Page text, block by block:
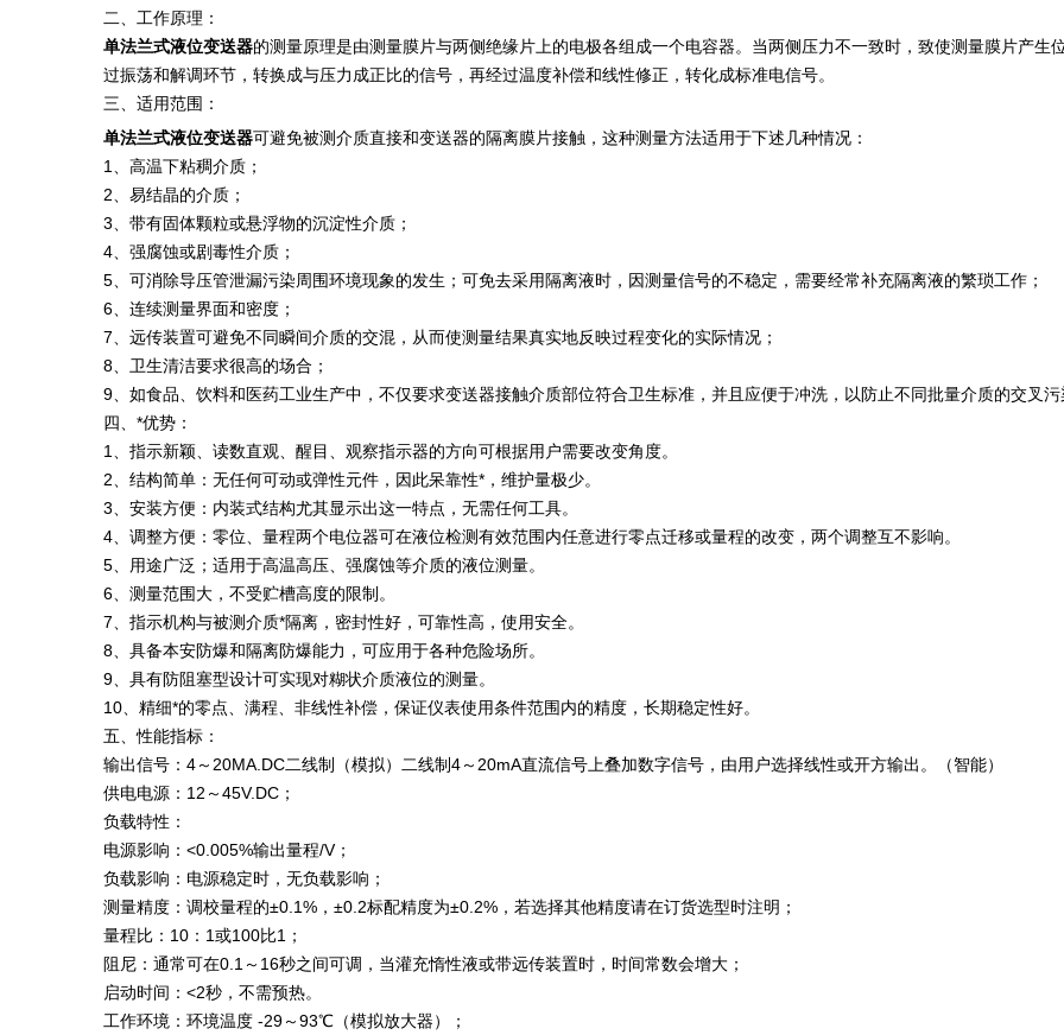
二、工作原理：
单法兰式液位变送器的测量原理是由测量膜片与两侧绝缘片上的电极各组成一个电容器。当两侧压力不一致时，致使测量膜片产
过振荡和解调环节，转换成与压力成正比的信号，再经过温度补偿和线性修正，转化成标准电信号。
三、适用范围：
单法兰式液位变送器可避免被测介质直接和变送器的隔离膜片接触，这种测量方法适用于下述几种情况：
1、高温下粘稠介质；
2、易结晶的介质；
3、带有固体颗粒或悬浮物的沉淀性介质；
4、强腐蚀或剧毒性介质；
5、可消除导压管泄漏污染周围环境现象的发生；可免去采用隔离液时，因测量信号的不稳定，需要经常补充隔离液的繁琐工作；
6、连续测量界面和密度；
7、远传装置可避免不同瞬间介质的交混，从而使测量结果真实地反映过程变化的实际情况；
8、卫生清洁要求很高的场合；
9、如食品、饮料和医药工业生产中，不仅要求变送器接触介质部位符合卫生标准，并且应便于冲洗，以防止不同批量介质的交叉污
四、*优势：
1、指示新颖、读数直观、醒目、观察指示器的方向可根据用户需要改变角度。
2、结构简单：无任何可动或弹性元件，因此呆靠性*，维护量极少。
3、安装方便：内装式结构尤其显示出这一特点，无需任何工具。
4、调整方便：零位、量程两个电位器可在液位检测有效范围内任意进行零点迁移或量程的改变，两个调整互不影响。
5、用途广泛；适用于高温高压、强腐蚀等介质的液位测量。
6、测量范围大，不受贮槽高度的限制。
7、指示机构与被测介质*隔离，密封性好，可靠性高，使用安全。
8、具备本安防爆和隔离防爆能力，可应用于各种危险场所。
9、具有防阻塞型设计可实现对糊状介质液位的测量。
10、精细*的零点、满程、非线性补偿，保证仪表使用条件范围内的精度，长期稳定性好。
五、性能指标：
输出信号：4～20MA.DC二线制（模拟）二线制4～20mA直流信号上叠加数字信号，由用户选择线性或开方输出。（智能）
供电电源：12～45V.DC；
负载特性：
电源影响：<0.005%输出量程/V；
负载影响：电源稳定时，无负载影响；
测量精度：调校量程的±0.1%，±0.2标配精度为±0.2%，若选择其他精度请在订货选型时注明；
量程比：10：1或100比1；
阻尼：通常可在0.1～16秒之间可调，当灌充惰性液或带远传装置时，时间常数会增大；
启动时间：<2秒，不需预热。
工作环境：环境温度 -29～93℃（模拟放大器）；